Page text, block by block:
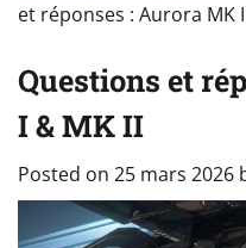
et réponses : Aurora MK
Questions et
I & MK II
Posted on 25 mars 2026